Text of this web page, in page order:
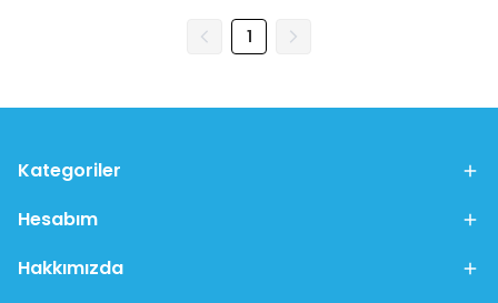
1
Kategoriler
Hesabım
Hakkımızda